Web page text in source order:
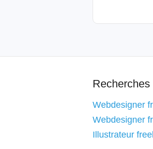
Webdesigner
Webdesigner
Illustrateur